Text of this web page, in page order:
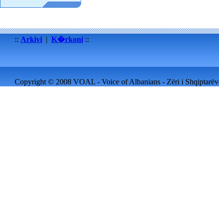
:: Arkivi | K�rkoni ::
Copyright © 2008 VOAL - Voice of Albanians - Zëri i